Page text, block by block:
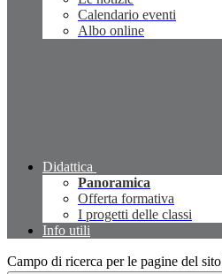
Calendario eventi
Albo online
Didattica
Panoramica
Offerta formativa
I progetti delle classi
Info utili
Campo di ricerca per le pagine del sito